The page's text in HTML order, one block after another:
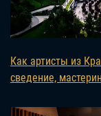
Как артисты из
сведение,